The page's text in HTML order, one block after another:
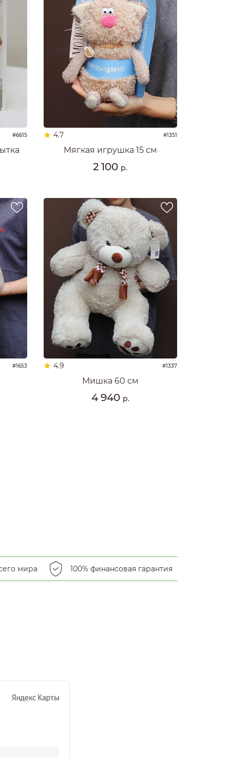
#6615 4.7 #1351
Мягкая игрушка 15 см
2 100 р.
#1653 4.9 #1337
Мишка 60 см
4 940 р.
мира 100% финансовая гарантия